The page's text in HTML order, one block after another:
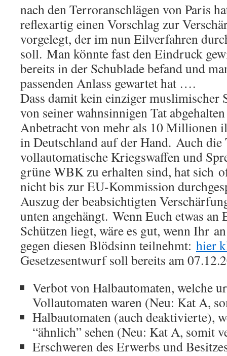
nach den Terroranschlägen von Paris
reflexartig einen Vorschlag zur
vorgelegt, der im nun Eilverfahren
soll. Man könnte fast den Eindruck
bereits in der Schublade befand und
passenden Anlass gewartet hat ….
Dass damit kein einziger muslimischer
von seiner wahnsinnigen Tat
Anbetracht von mehr als 10 Millionen
in Deutschland auf der Hand. Auch die
vollautomatische Kriegswaffen und
grüne WBK zu erhalten sind, hat sich
nicht bis zur EU-Kommission
Auszug der beabsichtigten
unten angehängt. Wenn Euch etwas an
Schützen liegt, wäre es gut, wenn Ihr
gegen diesen Blödsinn teilnehmt: hier
Gesetzesentwurf soll bereits am
Verbot von Halbautomaten, welche
Vollautomaten waren (Neu: Kat A,
Halbautomaten (auch deaktivierte),
“ähnlich” sehen (Neu: Kat A, somit
Erschweren des Erwerbs und